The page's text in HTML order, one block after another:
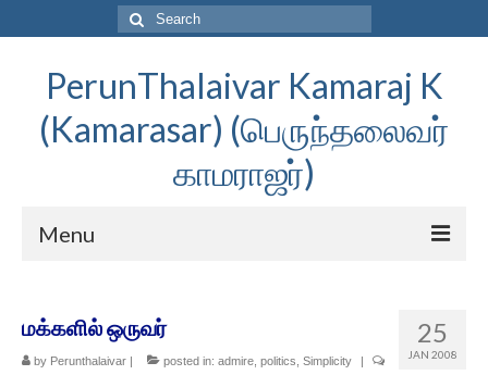
Search
for:
PerunThalaivar Kamaraj K
(Kamarasar) (பெருந்தலைவர்
காமராஜர்)
Menu
பெருந்தலைவர் காமராசர் 25
JAN 2008
மக்களில் ஒருவர்
by Perunthalaivar | posted in: admire politics Simplicity
|